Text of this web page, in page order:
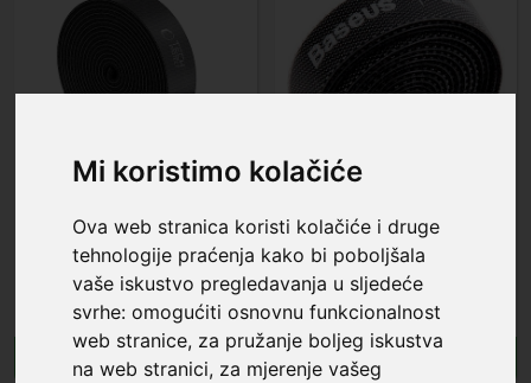
Mi koristimo kolačiće
Ova web stranica koristi kolačiće i druge
tehnologije praćenja kako bi poboljšala
vaše iskustvo pregledavanja u sljedeće
svrhe:omogućiti osnovnu funkcionalnost
web stranice, za pružanje boljeg iskustva
na web stranici, za mjerenje vašeg
Tech-Protect® Velcro Traka za
organizaciju kablova 3M Crna
5,99 €
U košaricu
Baseus® Velcro Traka za
organizaciju kablova 1M Crna
3,99 €
U košaricu